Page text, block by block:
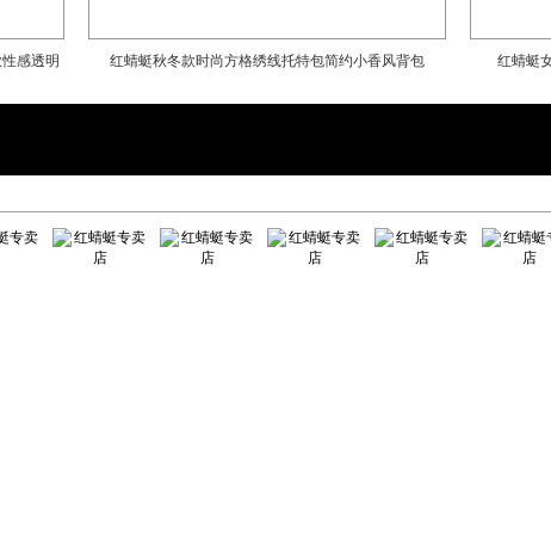
感透明 红蜻蜓秋冬款时尚方格绣线托特包简约小香风背包 红蜻蜓